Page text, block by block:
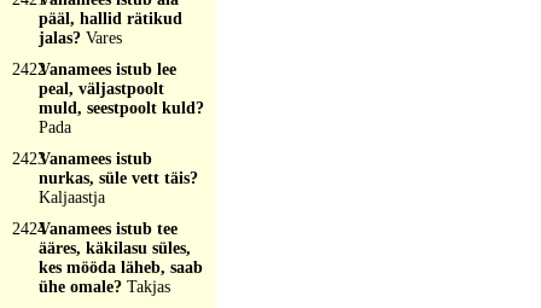
pääl, hallid rätikud
jalas? Vares
2422Vanamees istub lee
peal, väljastpoolt
muld, seestpoolt kuld?
Pada
2423Vanamees istub
nurkas, süle vett täis?
Kaljaastja
2424Vanamees istub tee
ääres, käkilasu süles,
kes mööda läheb, saab
ühe omale? Takjas